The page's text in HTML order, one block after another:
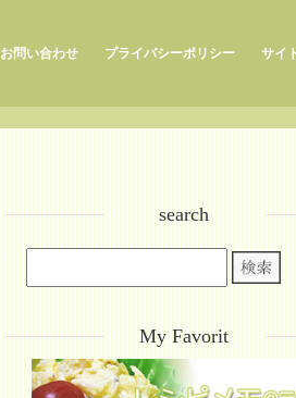
お問い合わせ プライバシーポリシー サイ
search
My Favorit